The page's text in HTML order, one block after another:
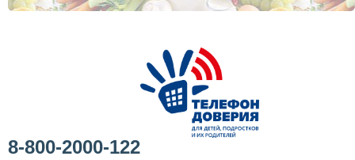
8-800-2000-122